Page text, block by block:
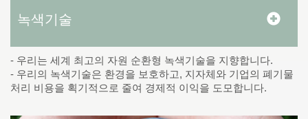
녹색기술
- 우리는 세계 최고의 자원 순환형 녹색기술을 지향합니다.
- 우리의 녹색기술은 환경을 보호하고, 지자체와 기업의 폐기물
처리 비용을 획기적으로 줄여 경제적 이익을 도모합니다.